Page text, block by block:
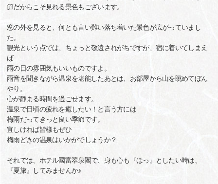
節だからこそ見れる景色もございます。
窓の外を見ると、何とも言い難い落ち着いた景色が広がっていまし
た。
観光という点では、ちょっと敬遠されがちですが、宿に着いてしまえ
ば
雨の日の雰囲気もいいものですよ。
雨音を聞きながら温泉を堪能したあとは、お部屋から山を眺めてぼん
やり。
心が静まる時間を過ごせます。
温泉で日頃の疲れを癒したい！と言う方には
梅雨だってきっと良い季節です。
宜しければ皆様もぜひ
梅雨どきの温泉はいかがでしょうか？
それでは、ホテル國富翠泉閣で、身も心も『ほっ』としたい時は、
『夏旅』してみませんか♪